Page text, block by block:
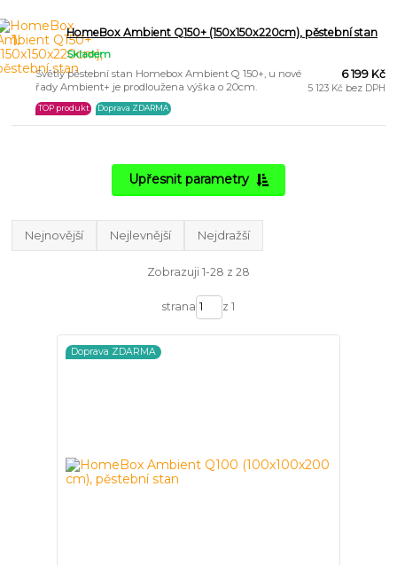
1. HomeBox Ambient Q150+ (150x150x220cm), pěstební stan
Světlý pěstební stan Homebox Ambient Q 150+, u nové
řady Ambient+ je prodloužena výška o 20cm.
Skladem
TOP produkt Doprava ZDARMA
6 199 Kč
5 123 Kč bez DPH
Upřesnit parametry
Nejnovější Nejlevnější Nejdražší
Zobrazuji 1-28 z 28
strana z 1
Doprava ZDARMA